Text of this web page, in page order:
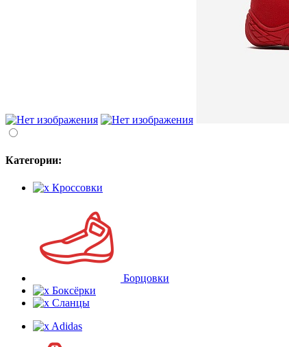
Категории:
Кроссовки
Борцовки
Боксёрки
Сланцы
Adidas